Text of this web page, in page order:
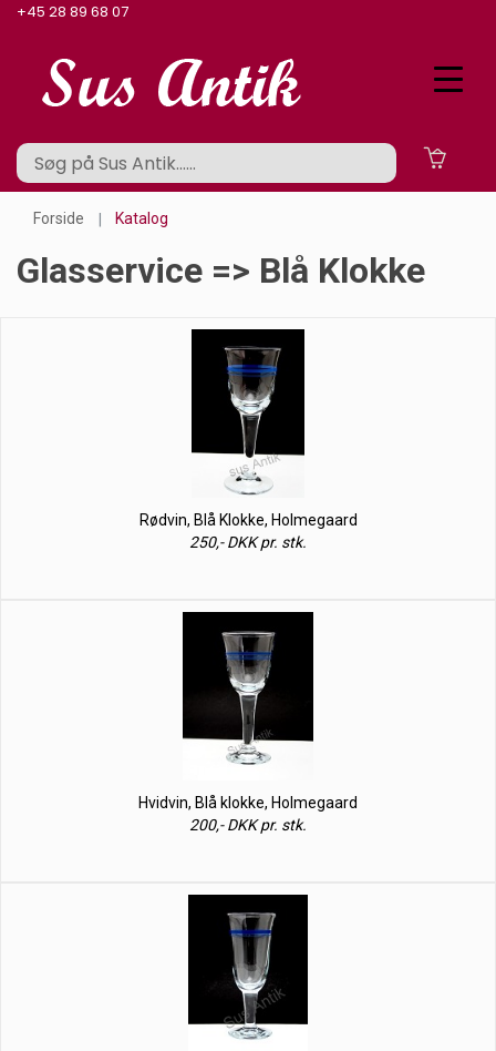
+45 28 89 68 07
Forside Katalog
Glasservice => Blå Klokke
Rødvin, Blå Klokke, Holmegaard
250,- DKK pr. stk.
Hvidvin, Blå klokke, Holmegaard
200,- DKK pr. stk.